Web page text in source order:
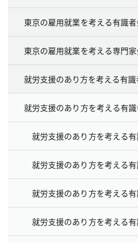
東京の雇用就業を考える有識
東京の雇用就業を考える専門
就労支援のあり方を考える有
就労支援のあり方を考える有
就労支援のあり方を考える有
就労支援のあり方を考える有
就労支援のあり方を考える有
就労支援のあり方を考える有